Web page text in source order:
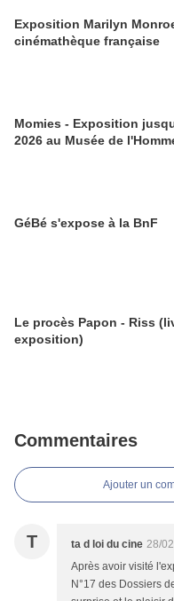
Exposition Marilyn
cinémathèque française
Momies - Exposition
2026 au Musée de
GéBé s'expose à la BnF
Le procès Papon - Riss
exposition)
Commentaires
Ajouter un
T ta d loi du cine 28/
Après avoir visité
N°17 des Dossiers